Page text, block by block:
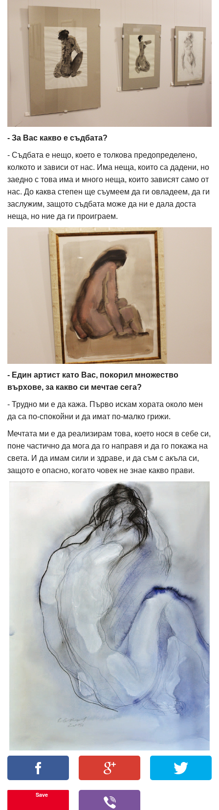
- За Вас какво е съдбата?
- Съдбата е нещо, което е толкова предопределено,
колкото и зависи от нас. Има неща, които са дадени, но
заедно с това има и много неща, които зависят само от
нас. До каква степен ще съумеем да ги овладеем, да ги
заслужим, защото съдбата може да ни е дала доста
неща, но ние да ги проиграем.
- Един артист като Вас, покорил множество
върхове, за какво си мечтае сега?
- Трудно ми е да кажа. Първо искам хората около мен
да са по-спокойни и да имат по-малко грижи.
Мечтата ми е да реализирам това, което нося в себе си,
поне частично да мога да го направя и да го покажа на
света. И да имам сили и здраве, и да съм с акъла си,
защото е опасно, когато човек не знае какво прави.
Save